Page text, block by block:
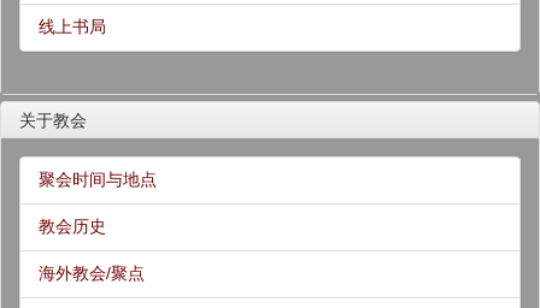
线上书局
关于教会
聚会时间与地点
教会历史
海外教会/聚点